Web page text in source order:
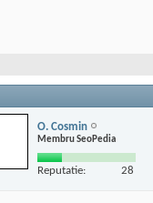
O. Cosmin
Membru SeoPedia
Reputatie: 28